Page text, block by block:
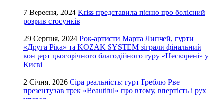
7 Вересня, 2024 Kriss представила пісню про болісний
розрив стосунків
29 Серпня, 2024 Рок-артисти Марта Липчей, гурти
«Друга Ріка» та KOZAK SYSTEM зіграли фінальний
концерт цьогорічного благодійного туру «Нескорені» у
Києві
2 Січня, 2026 Сіра реальність: гурт Греблю Рве
презентував трек «Beautiful» про втому, впертість і рух